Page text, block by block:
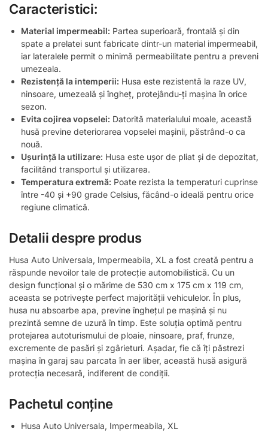
Caracteristici:
Material impermeabil: Partea superioară, frontală și din
spate a prelatei sunt fabricate dintr-un material impermeabil,
iar lateralele permit o minimă permeabilitate pentru a preveni
umezeala.
Rezistență la intemperii: Husa este rezistentă la raze UV,
ninsoare, umezeală și îngheț, protejându-ți mașina în orice
sezon.
Evita cojirea vopselei: Datorită materialului moale, această
husă previne deteriorarea vopselei mașinii, păstrând-o ca
nouă.
Ușurință la utilizare: Husa este ușor de pliat și de depozitat,
facilitând transportul și utilizarea.
Temperatura extremă: Poate rezista la temperaturi cuprinse
între -40 și +90 grade Celsius, făcând-o ideală pentru orice
regiune climatică.
Detalii despre produs
Husa Auto Universala, Impermeabila, XL a fost creată pentru a
răspunde nevoilor tale de protecție automobilistică. Cu un
design funcțional și o mărime de 530 cm x 175 cm x 119 cm,
aceasta se potrivește perfect majorității vehiculelor. În plus,
husa nu absoarbe apa, previne înghețul pe mașină și nu
prezintă semne de uzură în timp. Este soluția optimă pentru
protejarea autoturismului de ploaie, ninsoare, praf, frunze,
excremente de pasări și zgârieturi. Așadar, fie că îți păstrezi
mașina în garaj sau parcata în aer liber, această husă asigură
protecția necesară, indiferent de condiții.
Pachetul conține
Husa Auto Universala, Impermeabila, XL